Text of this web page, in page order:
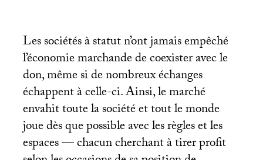
Les sociétés à statut n’ont jamais empêché
l’économie marchande de coexister avec le
don, même si de nombreux échanges
échappent à celle-ci. Ainsi, le marché
envahit toute la société et tout le monde
joue dès que possible avec les règles et les
espaces — chacun cherchant à tirer profit